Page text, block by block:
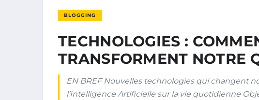
BLOGGING
TECHNOLOGIES :
TRANSFORMENT NOTRE
EN BREF Nouvelles technologies qui changent
l’Intelligence Artificielle sur la vie quotidienne